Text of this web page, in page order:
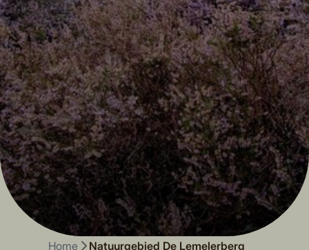
Home Natuurgebied De Lemelerberg